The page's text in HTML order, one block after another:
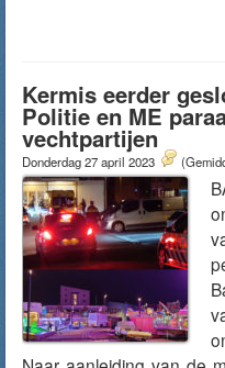
Kermis eerder
Politie en ME
vechtpartijen
Donderdag 27 april 2023